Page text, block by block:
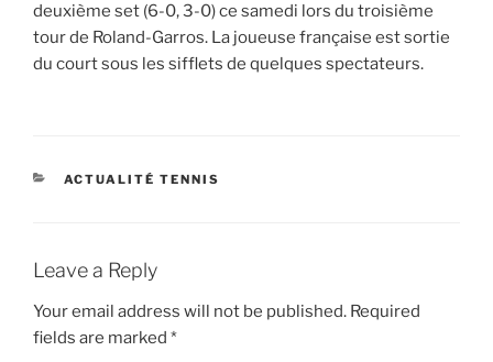
deuxième set (6-0, 3-0) ce samedi lors du troisième
tour de Roland-Garros. La joueuse française est sortie
du court sous les sifflets de quelques spectateurs.
CATEGORIES
ACTUALITÉ TENNIS
Leave a Reply
Your email address will not be published. Required
fields are marked *